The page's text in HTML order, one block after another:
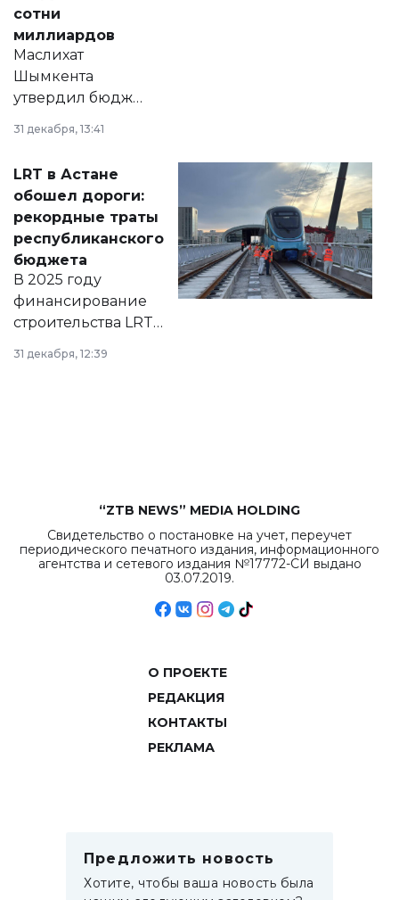
сотни
миллиардов
Маслихат
Шымкента
утвердил бюджет
города на 2026–
2028 годы.
документ
появился в базе
нормативных
правовых актов и
на сайте маслихат
города.
31 декабря, 13:41
LRT в Астане
обошел дороги:
рекордные траты
республиканского
бюджета
В 2025 году
финансирование
строительства LRT
в Астане из
республиканского
31 декабря, 12:39
“ZTB NEWS” MEDIA HOLDING
Свидетельство о постановке на учет, переучет
периодического печатного издания, информационного
агентства и сетевого издания №17772-СИ выдано
03.07.2019.
О ПРОЕКТЕ
РЕДАКЦИЯ
КОНТАКТЫ
РЕКЛАМА
Предложить новость
Хотите, чтобы ваша новость была